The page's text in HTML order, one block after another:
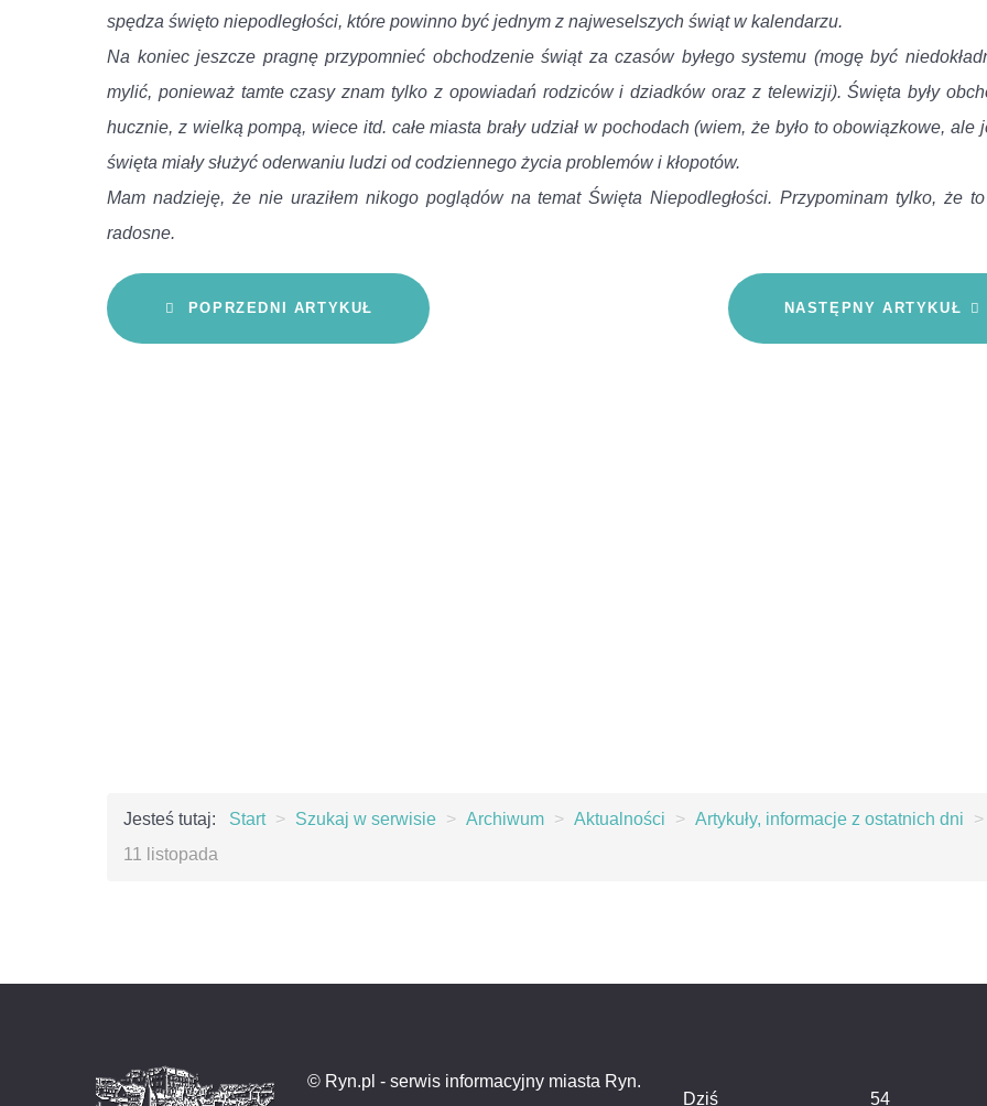
spędza święto niepodległości, które powinno być jednym z najweselszych świąt w kalendarzu.
Na koniec jeszcze pragnę przypomnieć obchodzenie świąt za czasów byłego systemu (mogę być
mylić, ponieważ tamte czasy znam tylko z opowiadań rodziców i dziadków oraz z telewizji). Święta były
hucznie, z wielką pompą, wiece itd. całe miasta brały udział w pochodach (wiem, że było to obowiązkowe, ale
święta miały służyć oderwaniu ludzi od codziennego życia problemów i kłopotów.
Mam nadzieję, że nie uraziłem nikogo poglądów na temat Święta Niepodległości. Przypominam tylko, że
radosne.
POPRZEDNI ARTYKUŁ NASTĘPNY ARTYKUŁ
Jesteś tutaj: Start > Szukaj w serwisie > Archiwum > Aktualności > Artykuły, informacje z ostatnich dni
>
11 listopada
© Ryn.pl - serwis informacyjny miasta Ryn.
Dziś
54